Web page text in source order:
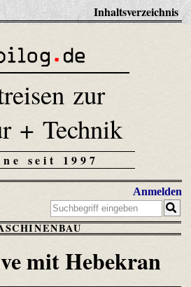
Inhaltsverzeichnis
zur
+ Technik
seit 1997
Anmelden
mit Hebekran